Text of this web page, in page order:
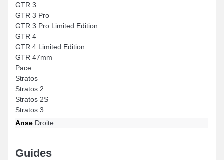
GTR 3
GTR 3 Pro
GTR 3 Pro Limited Edition
GTR 4
GTR 4 Limited Edition
GTR 47mm
Pace
Stratos
Stratos 2
Stratos 2S
Stratos 3
Anse Droite
Guides